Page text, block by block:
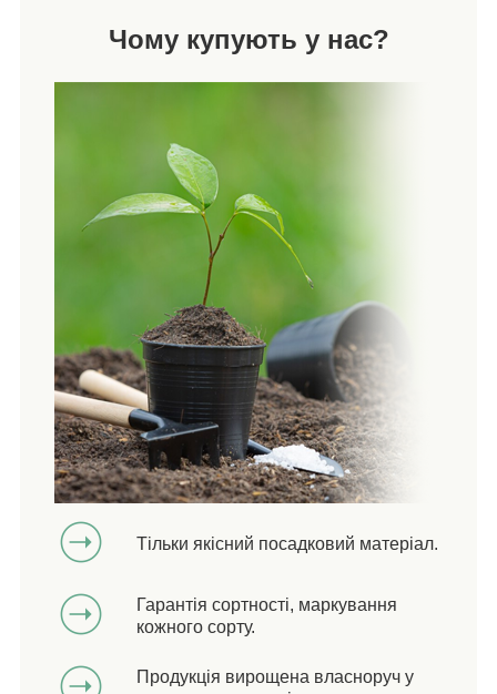
Чому купують у нас?
Тільки якісний посадковий матеріал.
Гарантія сортності, маркування
кожного сорту.
Продукція вирощена власноруч у